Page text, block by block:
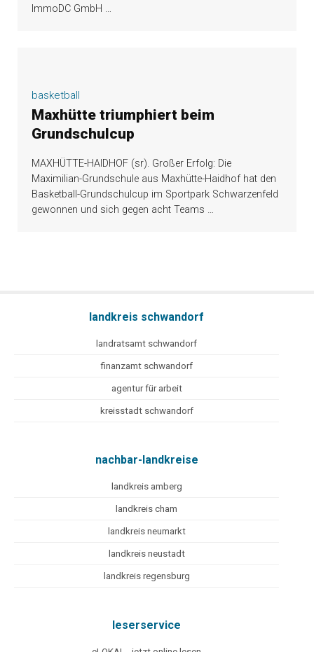
ImmoDC GmbH …
basketball
Maxhütte triumphiert beim
Grundschulcup
MAXHÜTTE-HAIDHOF (sr). Großer Erfolg: Die
Maximilian-Grundschule aus Maxhütte-Haidhof hat den
Basketball-Grundschulcup im Sportpark Schwarzenfeld
gewonnen und sich gegen acht Teams …
landkreis schwandorf
landratsamt schwandorf
finanzamt schwandorf
agentur für arbeit
kreisstadt schwandorf
nachbar-landkreise
landkreis amberg
landkreis cham
landkreis neumarkt
landkreis neustadt
landkreis regensburg
leserservice